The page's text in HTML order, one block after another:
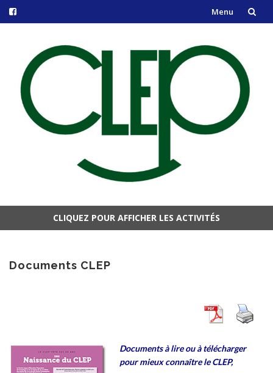
Menu
contenu
CLIQUEZ POUR AFFICHER LES ACTIVITÉS
contenu
Documents CLEP
Documents à lire ou à télécharger
pour mieux connaître le CLEP,